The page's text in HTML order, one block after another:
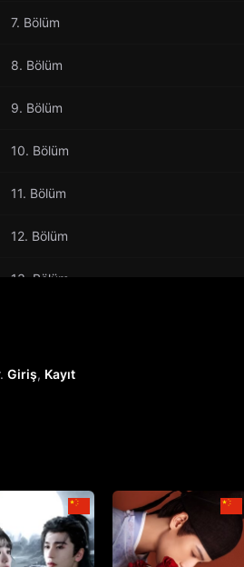
7. Bölüm
8. Bölüm
9. Bölüm
10. Bölüm
11. Bölüm
12. Bölüm
13. Bölüm
18. Bölüm
19. Bölüm
Giriş, Kayıt